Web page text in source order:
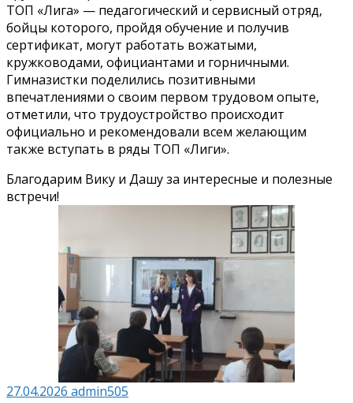
ТОП «Лига» — педагогический и сервисный отряд,
бойцы которого, пройдя обучение и получив
сертификат, могут работать вожатыми,
кружководами, официантами и горничными.
Гимназистки поделились позитивными
впечатлениями о своим первом трудовом опыте,
отметили, что трудоустройство происходит
официально и рекомендовали всем желающим
также вступать в ряды ТОП «Лиги».
Благодарим Вику и Дашу за интересные и полезные
встречи!
27.04.2026 admin505